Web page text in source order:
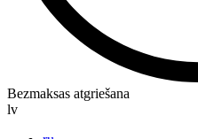
Bezmaksas atgriešana
lv